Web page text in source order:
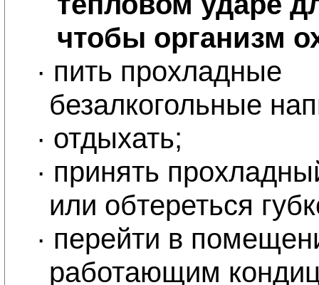
чтобы организм
· пить прохладные
безалкогольные
· отдыхать;
· принять
или обтереться
· перейти в
работающим